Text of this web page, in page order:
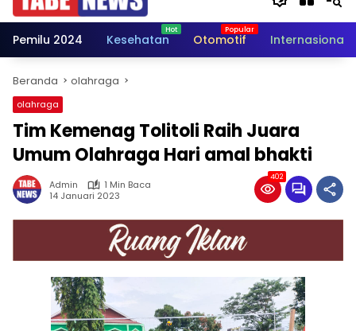
Pemilu 2024 Kesehatan Otomotif Internasional
Beranda olahraga
olahraga
Tim Kemenag Tolitoli Raih Juara
Umum Olahraga Hari amal bhakti
Admin
1 Min Baca
14 Januari 2023
402